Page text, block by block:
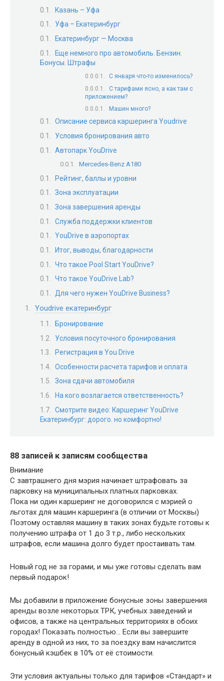
Казань – Уфа
Уфа – Екатеринбург
Екатеринбург — Москва
Еще немного про автомобиль. Бензин.
Бонусы. Штрафы
С января что-то изменилось?
C тарифами ясно, а как там с
приложением?
Машин много?
Описание сервиса каршеринга Youdrive
Условия бронирования авто
Автопарк YouDrive
Mercedes-Benz A180
Рейтинг, баллы и уровни
Зона эксплуатации
Зона завершения аренды
Служба поддержки клиентов
YouDrive в аэропортах
Итог, выводы, благодарности
Что такое Pool Start YouDrive?
Что такое YouDrive Lab?
Для чего нужен YouDrive Business?
Youdrive екатеринбург
Бронирование
Условия посуточного бронирования
Регистрация в You Drive
Особенности расчета тарифов и оплата
Зона сдачи автомобиля
На кого возлагается ответственность?
Смотрите видео: Каршеринг YouDrive
Екатеринбург: дорого. но комфортно!
88 записей к записям сообщества
Внимание
С завтрашнего дня мэрия начинает штрафовать за
парковку на муниципальных платных парковках.
Пока ни один каршеринг не договорился с мэрией о
льготах для машин каршеринга (в отличии от Москвы)
Поэтому оставляя машину в таких зонах будьте готовы к
получению штрафа от 1 до 3 т.р., либо нескольких
штрафов, если машина долго будет простаивать там.
Новый год не за горами, и мы уже готовы сделать вам
первый подарок!
Мы добавили в приложение бонусные зоны завершения
аренды возле некоторых ТРК, учебных заведений и
офисов, а также на центральных территориях в обоих
городах! Показать полностью… Если вы завершите
аренду в одной из них, то за поездку вам начислится
бонусный кэшбек в 10% от её стоимости.
Эти условия актуальны только для тарифов «Стандарт» и